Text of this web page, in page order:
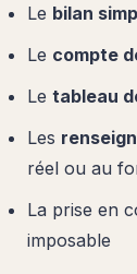
Le bilan
Le compte
Le tableau
Les
réel ou au
La prise en
imposable